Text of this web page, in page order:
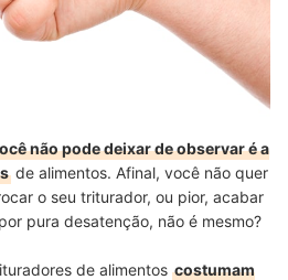
não pode deixar de observar é a
de alimentos. Afinal, você não quer
o seu triturador, ou pior, acabar
pura desatenção, não é mesmo?
de alimentos costumam